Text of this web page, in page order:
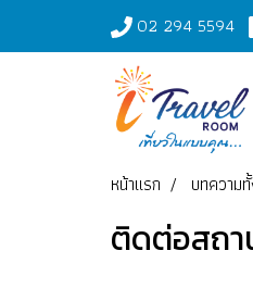
02 294 5594
หน้าแรก บทความ
ติดต่อสถา